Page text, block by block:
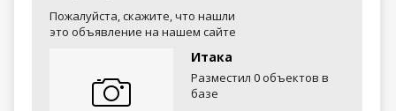
Пожалуйста, скажите, что нашли
это объявление на нашем сайте
Итака
Разместил 0 объектов в
базе